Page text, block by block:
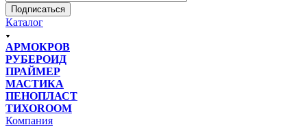
Подписаться
Каталог
АРМОКРОВ
РУБЕРОИД
ПРАЙМЕР
МАСТИКА
ПЕНОПЛАСТ
ТИХОROOM
Компания